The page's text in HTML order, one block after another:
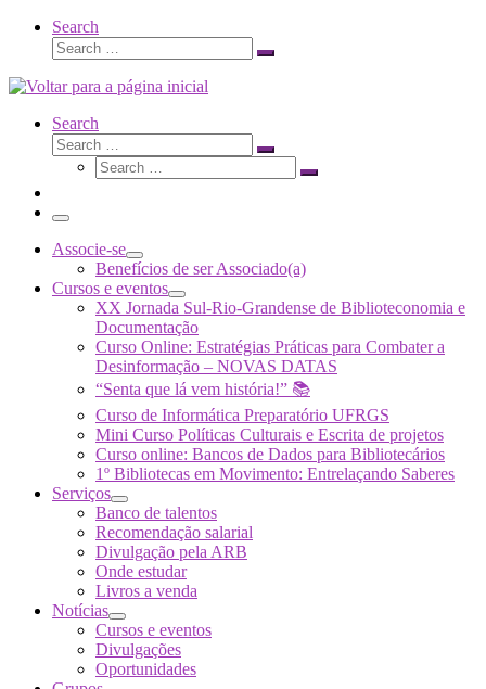
Search
Search
Search
Search
Search
Search
Search
Search
Menu
Associe-se
Benefícios de ser Associado(a)
Cursos e eventos
XX Jornada Sul-Rio-Grandense de Biblioteconomia e
Documentação
Curso Online: Estratégias Práticas para Combater a
Desinformação – NOVAS DATAS
“Senta que lá vem história!” 📚
Curso de Informática Preparatório UFRGS
Mini Curso Políticas Culturais e Escrita de projetos
Curso online: Bancos de Dados para Bibliotecários
1º Bibliotecas em Movimento: Entrelaçando Saberes
Serviços
Banco de talentos
Recomendação salarial
Divulgação pela ARB
Onde estudar
Livros a venda
Notícias
Cursos e eventos
Divulgações
Oportunidades